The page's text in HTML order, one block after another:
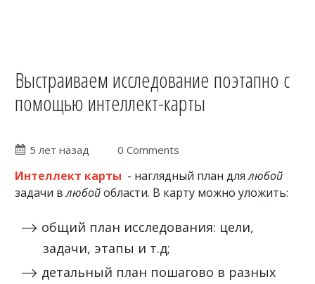
Выстраиваем исследование поэтапно с
помощью интеллект-карты
5 лет назад 0 Comments
Интеллект карты - наглядный план длялюбой
задачи влюбойобласти. В карту можно уложить:
общий план исследования: цели,
задачи, этапы и т.д;
детальный план пошагово в разных